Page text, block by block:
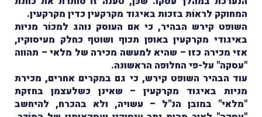
המחוקק לראוֹת בזכות באיגוד מקרקעין כדין מקרקעין.
השופט קירש הבהיר, כי אם העוסק נוהג למכוֹר מניות
באיגודי מקרקעין באופן תכוף ושוטף כחלק מעיסוקיו,
אזי מכירה כזו – שהיא למעשה מכירה של מלאי – תהווה
"עסקה" על-פי החלופה הראשונה.
עוד הבהיר השופט קירש, כי גם במקרים אחרים, מכירת
מניות באיגוד מקרקעין – שאינן כשלעצמן בחזקת
"מלאי" במובן הנ"ל – עשויה, ולא בהכרח, להיחשב